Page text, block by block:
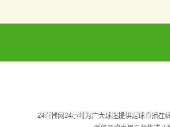
24直播网24小时为广大球迷提供足球直播在